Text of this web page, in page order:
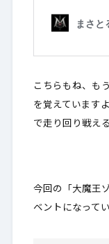
こちらもね、も
を覚えています
で走り回り戦え
今回の「大魔王
ベントになって